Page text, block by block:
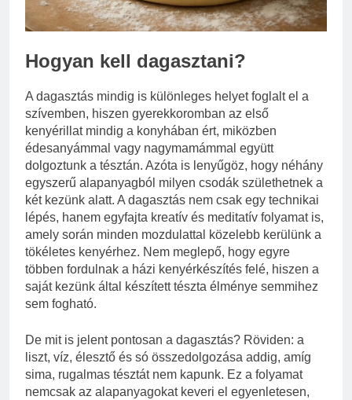
Mire jó a kollagén?
3 Nap Ezelőtt
Hogyan kell dagasztani?
A dagasztás mindig is különleges helyet foglalt el a
szívemben, hiszen gyerekkoromban az első
kenyérillat mindig a konyhában ért, miközben
édesanyámmal vagy nagymamámmal együtt
dolgoztunk a tésztán. Azóta is lenyűgöz, hogy néhány
egyszerű alapanyagból milyen csodák születhetnek a
két kezünk alatt. A dagasztás nem csak egy technikai
lépés, hanem egyfajta kreatív és meditatív folyamat is,
amely során minden mozdulattal közelebb kerülünk a
tökéletes kenyérhez. Nem meglepő, hogy egyre
többen fordulnak a házi kenyérkészítés felé, hiszen a
saját kezünk által készített tészta élménye semmihez
sem fogható.
De mit is jelent pontosan a dagasztás? Röviden: a
liszt, víz, élesztő és só összedolgozása addig, amíg
sima, rugalmas tésztát nem kapunk. Ez a folyamat
nemcsak az alapanyagokat keveri el egyenletesen,